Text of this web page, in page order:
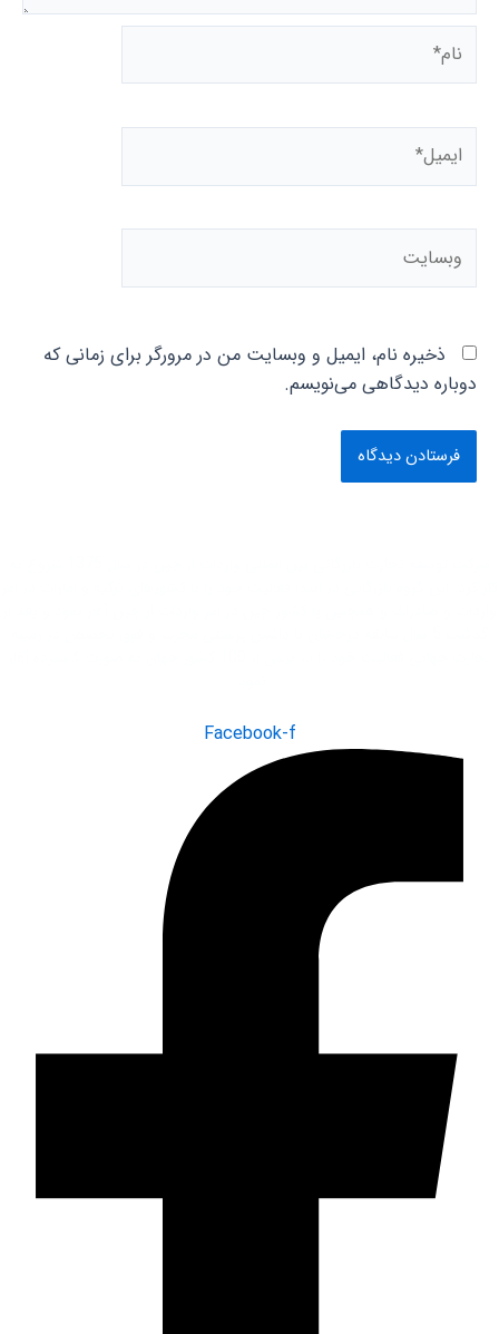
ایمیل*
ذخیره نام، ایمیل و وبسایت من در مرورگر برای زمانی که
دوباره دیدگاهی می‌نویسم.
Facebook-f